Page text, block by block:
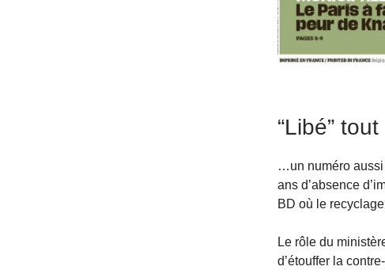
“Libé”
…un numéro aussi
ans d’absence
BD où le
Le rôle du
d’étouffer la